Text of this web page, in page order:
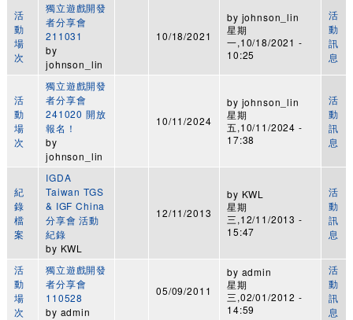
活
動
場
次
獨立遊戲開發
者分享會
211031
by
johnson_lin
10/18/2021
by johnson_lin
星期
一,10/18/2021 -
10:25
活
動
訊
息
活
動
場
次
獨立遊戲開發
者分享會
241020 開放
報名！
by
johnson_lin
10/11/2024
by johnson_lin
星期
五,10/11/2024 -
17:38
活
動
訊
息
紀
錄
檔
案
IGDA
Taiwan TGS
& IGF China
分享會 活動
紀錄
by KWL
12/11/2013
by KWL
星期
三,12/11/2013 -
15:47
活
動
訊
息
活
動
場
次
獨立遊戲開發
者分享會
110528
by admin
05/09/2011
by admin
星期
三,02/01/2012 -
14:59
活
動
訊
息